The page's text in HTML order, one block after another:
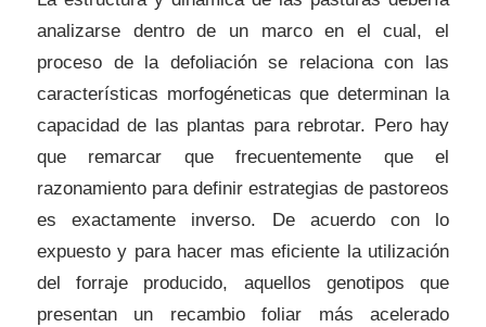
analizarse dentro de un marco en el cual, el
proceso de la defoliación se relaciona con las
características morfogéneticas que determinan la
capacidad de las plantas para rebrotar. Pero hay
que remarcar que frecuentemente que el
razonamiento para definir estrategias de pastoreos
es exactamente inverso. De acuerdo con lo
expuesto y para hacer mas eficiente la utilización
del forraje producido, aquellos genotipos que
presentan un recambio foliar más acelerado